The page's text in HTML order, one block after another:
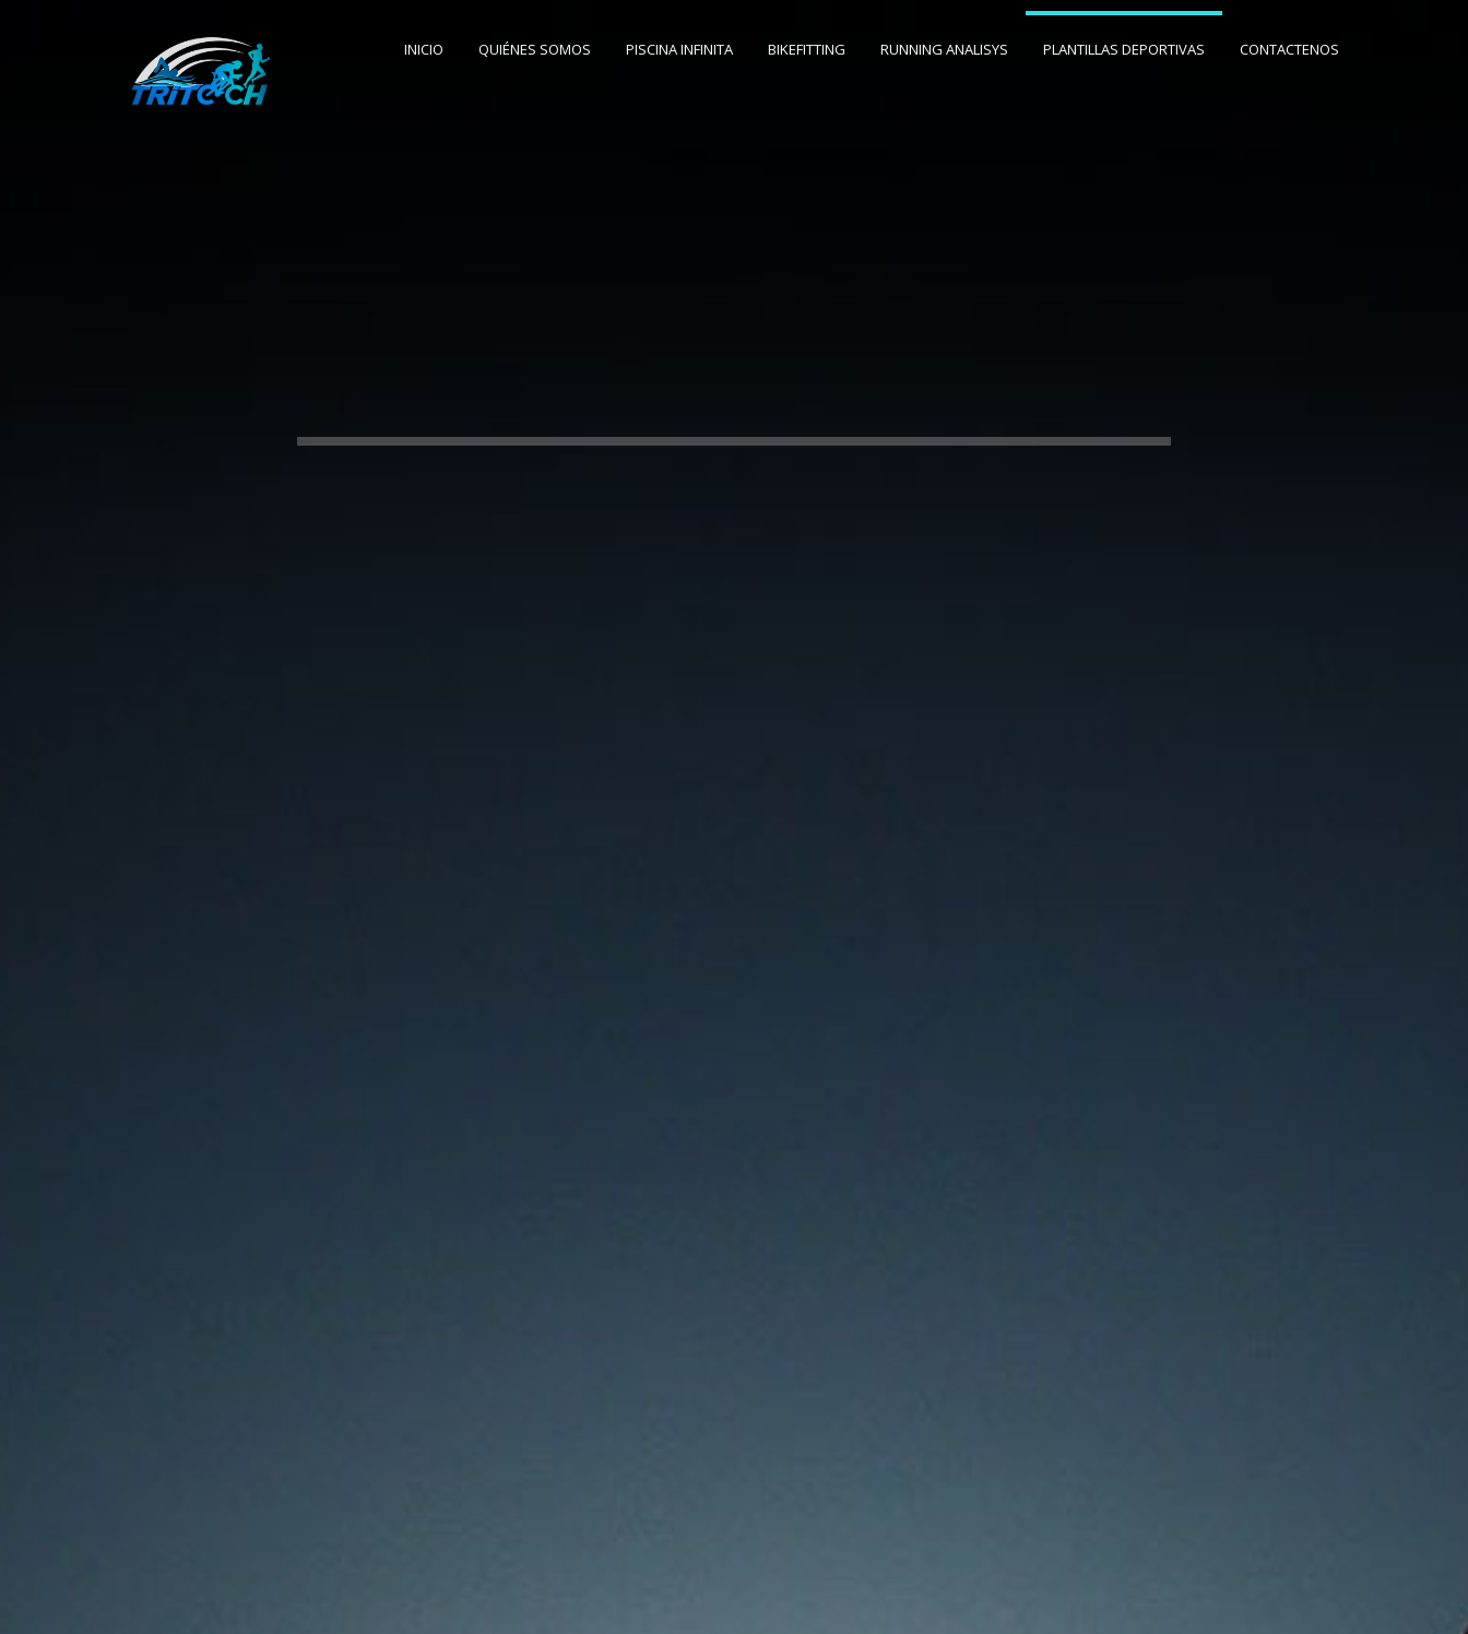
INICIO QUIÉNES SOMOS PISCINA INFINITA BIKEFITTING RUNNING ANALISYS PLANTILLAS DEPORTIVAS CONTACTENOS